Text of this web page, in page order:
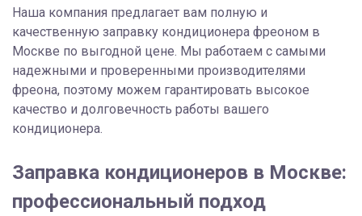
Наша компания предлагает вам полную и
качественную заправку кондиционера фреоном в
Москве по выгодной цене. Мы работаем с самыми
надежными и проверенными производителями
фреона, поэтому можем гарантировать высокое
качество и долговечность работы вашего
кондиционера.
Заправка кондиционеров в Москве:
профессиональный подход